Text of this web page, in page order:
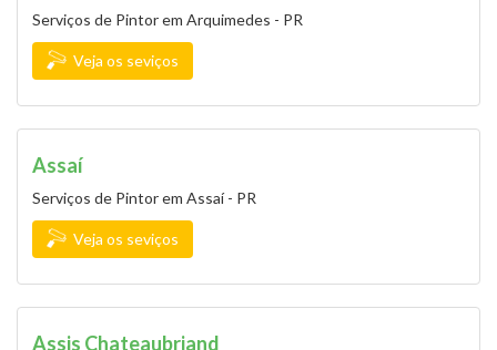
Serviços de Pintor em Arquimedes - PR
Veja os seviços
Assaí
Serviços de Pintor em Assaí - PR
Veja os seviços
Assis Chateaubriand